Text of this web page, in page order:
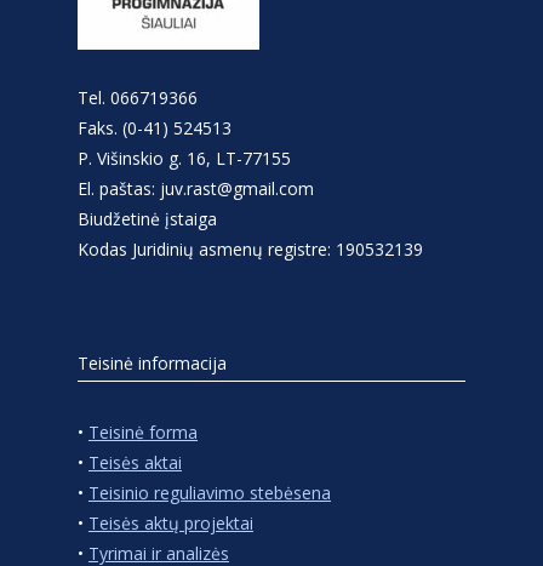
Tel. 066719366
Faks. (0-41) 524513
P. Višinskio g. 16, LT-77155
El. paštas: juv.rast@gmail.com
Biudžetinė įstaiga
Kodas Juridinių asmenų registre: 190532139
Teisinė informacija
• Teisinė forma
• Teisės aktai
• Teisinio reguliavimo stebėsena
• Teisės aktų projektai
• Tyrimai ir analizės